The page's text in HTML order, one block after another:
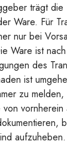
trägt die
Ware. Für
nur bei
Ware ist
des
ist
zu
von
aufzuheben.